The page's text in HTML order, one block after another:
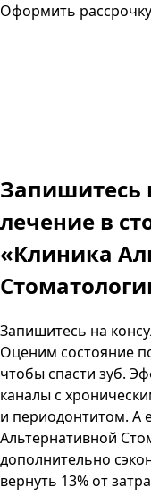
Оформить рассрочку
Запишитесь
лечение в
«Клиника
Запишитесь на
Оценим состояние
чтобы спасти зуб.
каналы с
и периодонтитом. А
Альтернативной
дополнительно
вернуть 13% от